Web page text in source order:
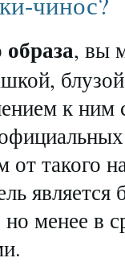
образа, вы
к ним
от такого
является
менее в